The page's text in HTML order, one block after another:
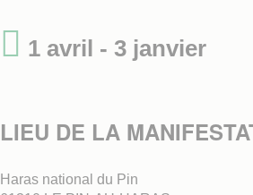
1 avril - 3 janvier
LIEU DE LA
Haras national du Pin